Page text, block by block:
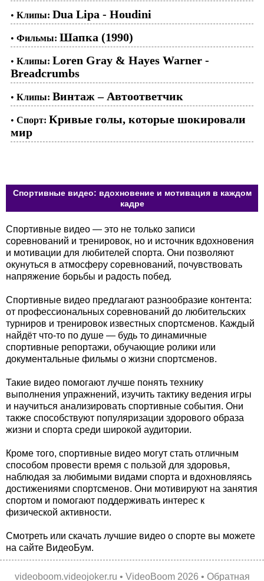
• Клипы: Dua Lipa - Houdini
• Фильмы: Шапка (1990)
• Клипы: Loren Gray & Hayes Warner -
Breadcrumbs
• Клипы: Винтаж – Автоответчик
• Спорт: Кривые голы, которые шокировали
мир
Спортивные видео: вдохновение и мотивация в каждом
кадре
Спортивные видео — это не только записи
соревнований и тренировок, но и источник вдохновения
и мотивации для любителей спорта. Они позволяют
окунуться в атмосферу соревнований, почувствовать
напряжение борьбы и радость побед.
Спортивные видео предлагают разнообразие контента:
от профессиональных соревнований до любительских
турниров и тренировок известных спортсменов. Каждый
найдёт что-то по душе — будь то динамичные
спортивные репортажи, обучающие ролики или
документальные фильмы о жизни спортсменов.
Такие видео помогают лучше понять технику
выполнения упражнений, изучить тактику ведения игры
и научиться анализировать спортивные события. Они
также способствуют популяризации здорового образа
жизни и спорта среди широкой аудитории.
Кроме того, спортивные видео могут стать отличным
способом провести время с пользой для здоровья,
наблюдая за любимыми видами спорта и вдохновляясь
достижениями спортсменов. Они мотивируют на занятия
спортом и помогают поддерживать интерес к
физической активности.
Смотреть или скачать лучшие видео о спорте вы можете
на сайте ВидеоБум.
videoboom.videojoker.ru • VideoBoom2026 • Обратная